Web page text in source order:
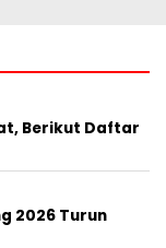
Berikut Daftar
2026 Turun